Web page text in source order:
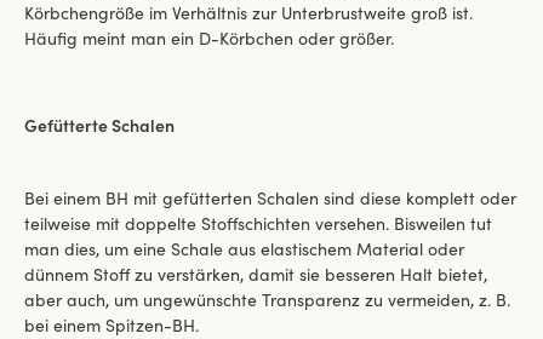
Körbchengröße im Verhältnis zur Unterbrustweite groß ist.
Häufig meint man ein D-Körbchen oder größer.
Gefütterte Schalen
Bei einem BH mit gefütterten Schalen sind diese komplett oder
teilweise mit doppelte Stoffschichten versehen. Bisweilen tut
man dies, um eine Schale aus elastischem Material oder
dünnem Stoff zu verstärken, damit sie besseren Halt bietet,
aber auch, um ungewünschte Transparenz zu vermeiden, z. B.
bei einem Spitzen-BH.